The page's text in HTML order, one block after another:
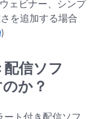
ェビナー、シンプ
を追加する場合
)
配信ソフ
か？
ト付き配信ソフ